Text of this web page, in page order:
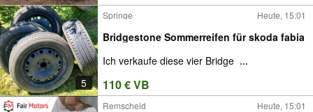
5
Springe Heute, 15:01
Bridgestone Sommerreifen für skoda fabia
Ich verkaufe diese vier Bridge ...
110 € VB
Remscheid Heute, 15:01